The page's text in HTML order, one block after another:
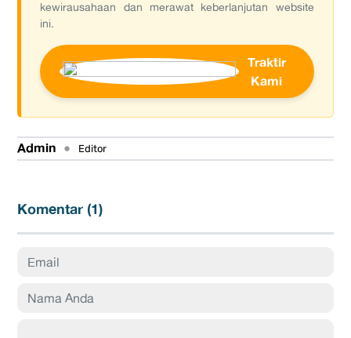
kewirausahaan dan merawat keberlanjutan website
ini.
Traktir
Kami
Admin • Editor
Komentar (1)